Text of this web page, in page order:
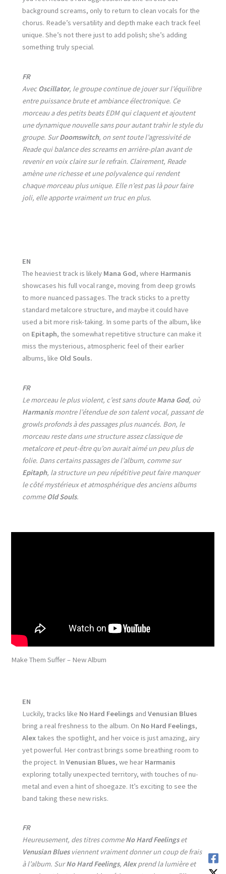
background screams, only to return to clean vocals for the
chorus. Reade’s versatility and depth make each track feel
unique. She’s not there just to add polish; she’s adding
something truly special.
FR
AvecOscillator, le groupe continue de jouer sur l’équilibre
entre puissance brute et ambiance électronique. Ce
morceau a des petits beats EDM qui claquent et ajoutent
une dynamique nouvelle sans pour autant trahir le style du
groupe. SurDoomswitch, on sent toute l’agressivité de
Reade qui balance des screams en arrière-plan avant de
revenir en voix claire sur le refrain. Clairement, Reade
amène une richesse et une polyvalence qui rendent
chaque morceau plus unique. Elle n’est pas là pour faire
joli, elle apporte vraiment un truc en plus.
EN
The heaviest track is likely Mana God, where Harmanis
showcases his full vocal range, moving from deep growls
to more nuanced passages. The track sticks to a pretty
standard metalcore structure, and maybe it could have
used a bit more risk-taking. In some parts of the album, like
on Epitaph, the somewhat repetitive structure can make it
miss the mysterious, atmospheric feel of their earlier
albums, like Old Souls.
FR
Le morceau le plus violent, c’est sans douteMana God, où
Harmanismontre l’étendue de son talent vocal, passant de
growls profonds à des passages plus nuancés. Bon, le
morceau reste dans une structure assez classique de
metalcore et peut-être qu’on aurait aimé un peu plus de
folie. Dans certains passages de l’album, comme sur
Epitaph, la structure un peu répétitive peut faire manquer
le côté mystérieux et atmosphérique des anciens albums
commeOld Souls.
Make Them Suffer – New Album
EN
Luckily, tracks like No Hard Feelings andVenusian Blues
bring a real freshness to the album. On No Hard Feelings,
Alextakes the spotlight, and her voice is just amazing, airy
yet powerful. Her contrast brings some breathing room to
the project. InVenusian Blues, we hear Harmanis
exploring totally unexpected territory, with touches of nu-
metal and even a hint of shoegaze. It’s exciting to see the
band taking these new risks.
FR
Heureusement, des titres commeNo Hard Feelingset
Venusian Bluesviennent vraiment donner un coup de frais
à l’album. SurNo Hard Feelings,Alexprend la lumière et